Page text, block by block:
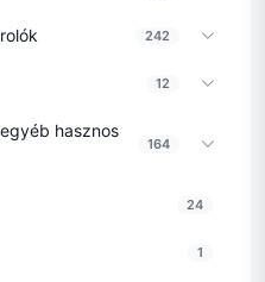
242
12
hasznos
164
24
1